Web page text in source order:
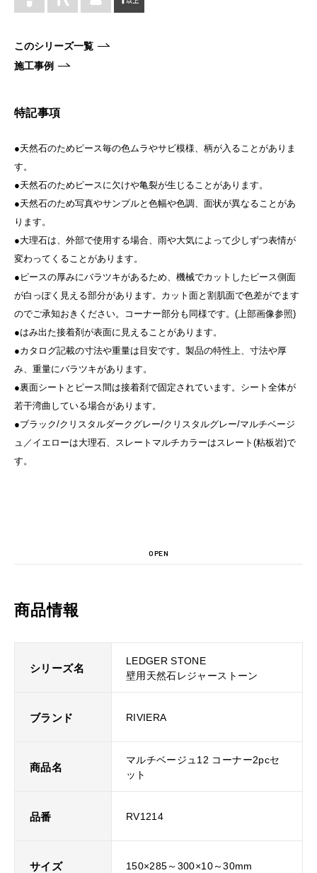
このシリーズ一覧
施工事例
特記事項
●天然石のためピース毎の色ムラやサビ模様、柄が入ることがありま
す。
●天然石のためピースに欠けや亀裂が生じることがあります。
●天然石のため写真やサンプルと色幅や色調、面状が異なることがあ
ります。
●大理石は、外部で使用する場合、雨や大気によって少しずつ表情が
変わってくることがあります。
●ピースの厚みにバラツキがあるため、機械でカットしたピース側面
が白っぽく見える部分があります。カット面と割肌面で色差がでます
のでご承知おきください。コーナー部分も同様です。(上部画像参照)
●はみ出た接着剤が表面に見えることがあります。
●カタログ記載の寸法や重量は目安です。製品の特性上、寸法や厚
み、重量にバラツキがあります。
●裏面シートとピース間は接着剤で固定されています。シート全体が
若干湾曲している場合があります。
●ブラック/クリスタルダークグレー/クリスタルグレー/マルチベージ
ュ／イエローは大理石、スレートマルチカラーはスレート(粘板岩)で
す。
OPEN
商品情報
シリーズ名
LEDGER STONE
壁用天然石レジャーストーン
ブランド RIVIERA
商品名
マルチベージュ12 コーナー2pcセ
ット
品番 RV1214
サイズ 150×285～300×10～30mm